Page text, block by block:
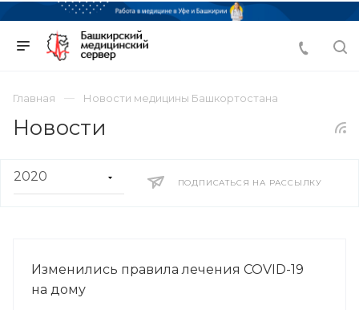
Главная Новости медицины Башкортостана
Новости
ПОДПИСАТЬСЯ НА РАССЫЛКУ
Изменились правила лечения COVID-19
на дому